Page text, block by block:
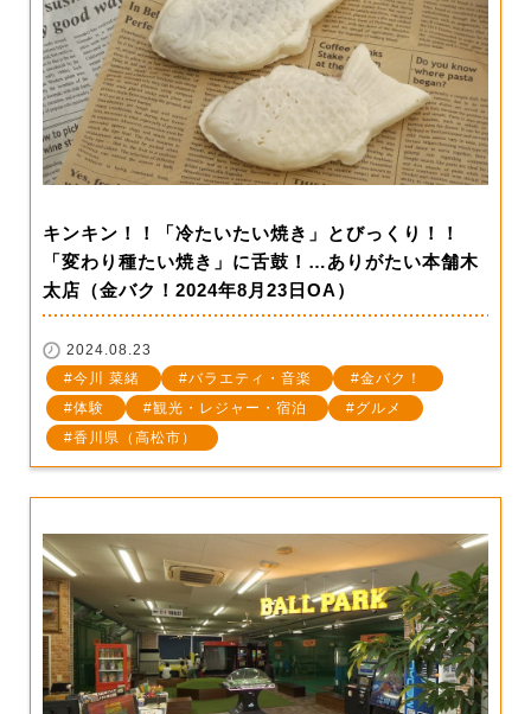
キンキン！！「冷たいたい焼き」とびっくり！！
「変わり種たい焼き」に舌鼓！…ありがたい本舗木
太店（金バク！2024年8月23日OA）
2024.08.23
今川 菜緒
バラエティ・音楽
金バク！
体験
観光・レジャー・宿泊
グルメ
香川県（高松市）